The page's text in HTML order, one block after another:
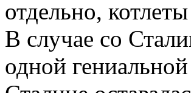
отдельно,
В случае со
одной